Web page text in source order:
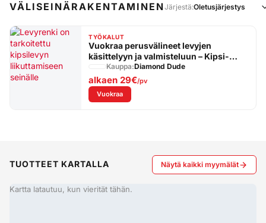
VÄLISEINÄRAKENTAMINENJärjestä:
TYÖKALUT
Vuokraa perusvälineet levyjen
käsittelyyn ja valmisteluun – Kipsi-
Start-paketti
Kauppa:Diamond Dude
alkaen 29€/pv
Vuokraa: Vuokraa perusvälineet levyjen käsittelyyn
TUOTTEET KARTALLA Näytä kaikki myymälät
Kartta latautuu, kun vierität tähän.